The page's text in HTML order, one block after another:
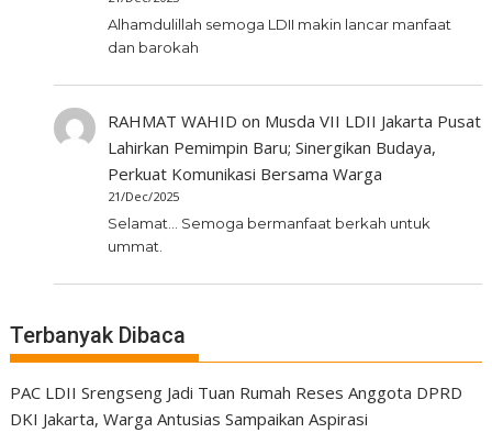
Alhamdulillah semoga LDII makin lancar manfaat
dan barokah
RAHMAT WAHID on Musda VII LDII Jakarta Pusat
Lahirkan Pemimpin Baru; Sinergikan Budaya,
Perkuat Komunikasi Bersama Warga
21/Dec/2025
Selamat... Semoga bermanfaat berkah untuk
ummat.
Terbanyak Dibaca
PAC LDII Srengseng Jadi Tuan Rumah Reses Anggota DPRD
DKI Jakarta, Warga Antusias Sampaikan Aspirasi